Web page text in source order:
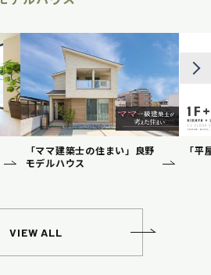
「ママ建築士の住まい」良野
モデルハウス
「
VIEW ALL